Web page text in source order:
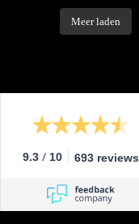
Meer laden
9.3 / 10 693 reviews